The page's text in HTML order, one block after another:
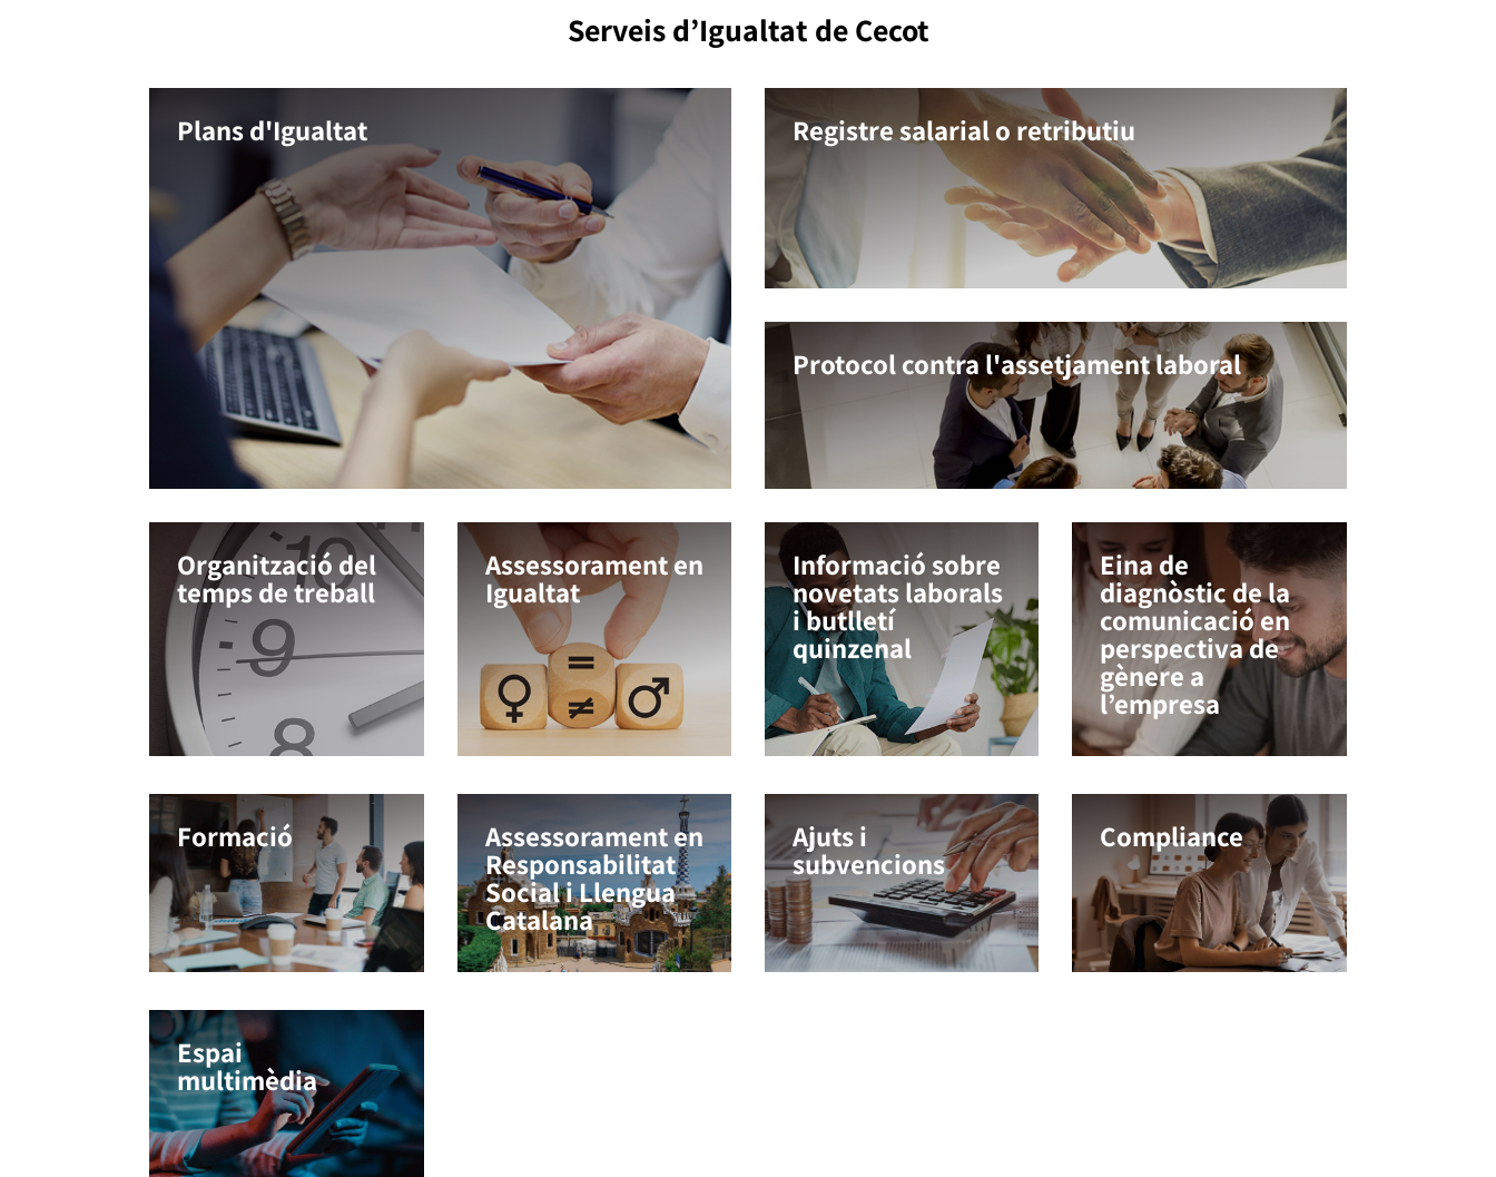
Serveis d’Igualtat de Cecot
Plans d'Igualtat Registre salarial o retributiu
Protocol contra l'assetjament laboral
Organització del
temps de treball
Assessorament en
Igualtat
Informació sobre
novetats laborals
i butlletí
quinzenal
Eina de
diagnòstic de la
comunicació en
perspectiva de
gènere a
l’empresa
Formació Assessorament en
Responsabilitat
Social i Llengua
Catalana
Ajuts i
subvencions
Compliance
Espai
multimèdia